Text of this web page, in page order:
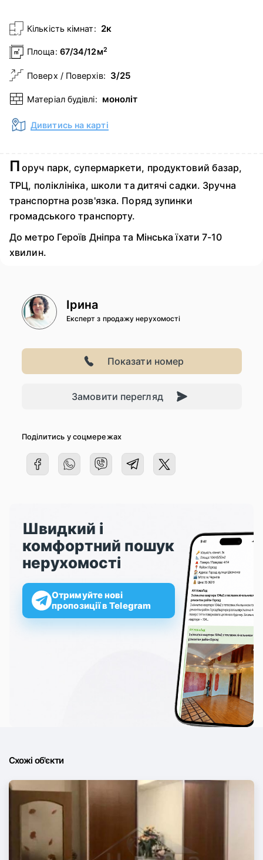
Кількість кімнат: 2к
Площа: 67/34/12м2
Поверх / Поверхів: 3/25
Матеріал будівлі: моноліт
Дивитись на карті
П оруч парк, супермаркети, продуктовий базар,
ТРЦ, поліклініка, школи та дитячі садки. Зручна
транспортна розв'язка. Поряд зупинки
громадського транспорту.
До метро Героїв Дніпра та Мінська їхати 7-10
хвилин.
Ірина
Експерт з продажу нерухомості
Показати номер
Замовити перегляд
Поділитись у соцмережах
Швидкий і
комфортний пошук
нерухомості
Отримуйте нові
пропозиції в Telegram
Схожі об'єкти